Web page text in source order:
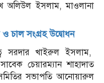
ইসলাম, মাওলানা
ও চাল সংগ্রহ উদ্বোধন
সরদার খাইরুল ইসলাম,
চেয়ারম্যান শাহাদাত
সভাপতি আনোয়ারুল